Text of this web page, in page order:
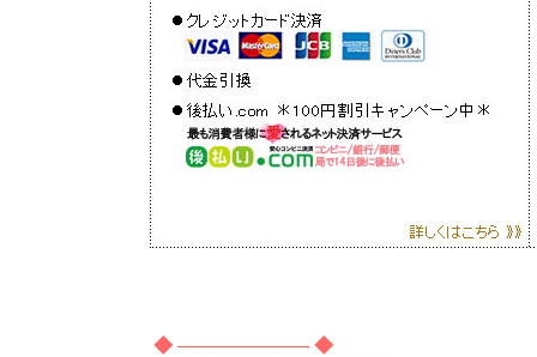
◆ ────────── ◆